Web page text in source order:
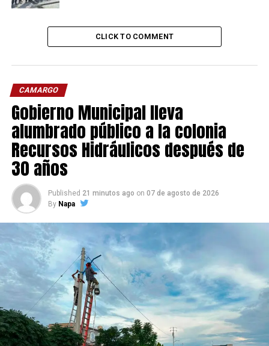
CLICK TO COMMENT
CAMARGO
Gobierno Municipal lleva
alumbrado público a la colonia
Recursos Hidráulicos después de
30 años
Published 21 minutos ago on 07 de agosto de 2026
By Napa